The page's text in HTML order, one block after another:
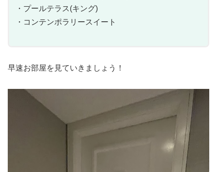
・プールテラス(キング)
・コンテンポラリースイート
早速お部屋を見ていきましょう！